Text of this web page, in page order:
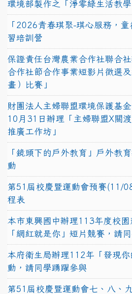
環境部製作之「淨零綠生活教學
「2026青春琪聚-琪心服務，
習培訓營
保證責任台灣農業合作社聯合
合作社節合作事業短影片徵選
畫）比賽」
財團法人主婦聯盟環境保護基
10月31日辦理「主婦聯盟X關
推廣工作坊」
「鏡頭下的戶外教育」戶外教
動
第51屆校慶暨運動會預賽(11/
程表
本市東興國中辦理113年度校
「網紅就是你」短片競賽，請
本府衛生局辦理112年「發現
動，請同學踴躍參與
第51屆校慶暨運動會七、八、